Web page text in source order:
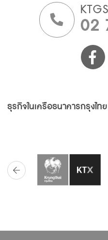
02
ธุรกิจในเครือธนาคารกรุงไทย